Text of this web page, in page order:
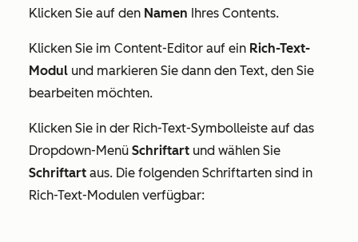
Klicken Sie auf den Namen Ihres Contents.
Klicken Sie im Content-Editor auf ein Rich-Text-
Modul und markieren Sie dann den Text, den Sie
bearbeiten möchten.
Klicken Sie in der Rich-Text-Symbolleiste auf das
Dropdown-Menü Schriftart und wählen Sie
Schriftart aus. Die folgenden Schriftarten sind in
Rich-Text-Modulen verfügbar: